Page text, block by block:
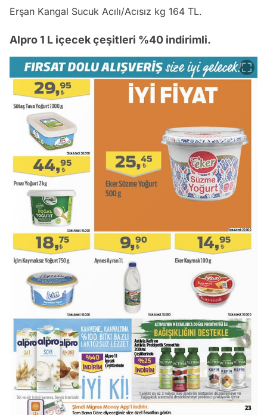
Erşan Kangal Sucuk Acılı/Acısız kg 164 TL.
Alpro 1 L içecek çeşitleri %40 indirimli.